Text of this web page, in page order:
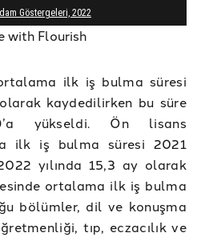
ilk iş bulma süresi
kaydedilirken bu süre
yükseldi. Ön lisans
ilk iş bulma süresi 2021
yılında 15,3 ay olarak
ortalama ilk iş bulma
bölümler, dil ve konuşma
tıp, eczacılık ve